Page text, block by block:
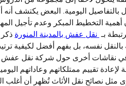
بـ نقل عفش بالمدينة المنورة